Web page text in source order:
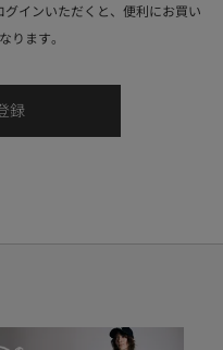
インいただくと、便利にお買い
ります。